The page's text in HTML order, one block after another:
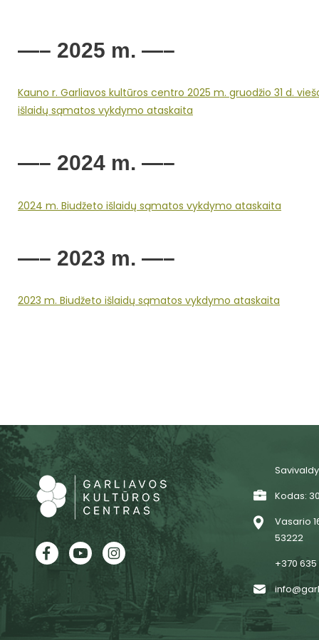
—– 2025 m. —–
Kauno r. Garliavos kultūros centro 2025 m. gruodžio 31 d.
išlaidų sąmatos vykdymo ataskaita
—– 2024 m. —–
2024 m. Biudžeto išlaidų sąmatos vykdymo ataskaita
—– 2023 m. —–
2023 m. Biudžeto išlaidų sąmatos vykdymo ataskaita
Kodas:
Vasario
53222
+370